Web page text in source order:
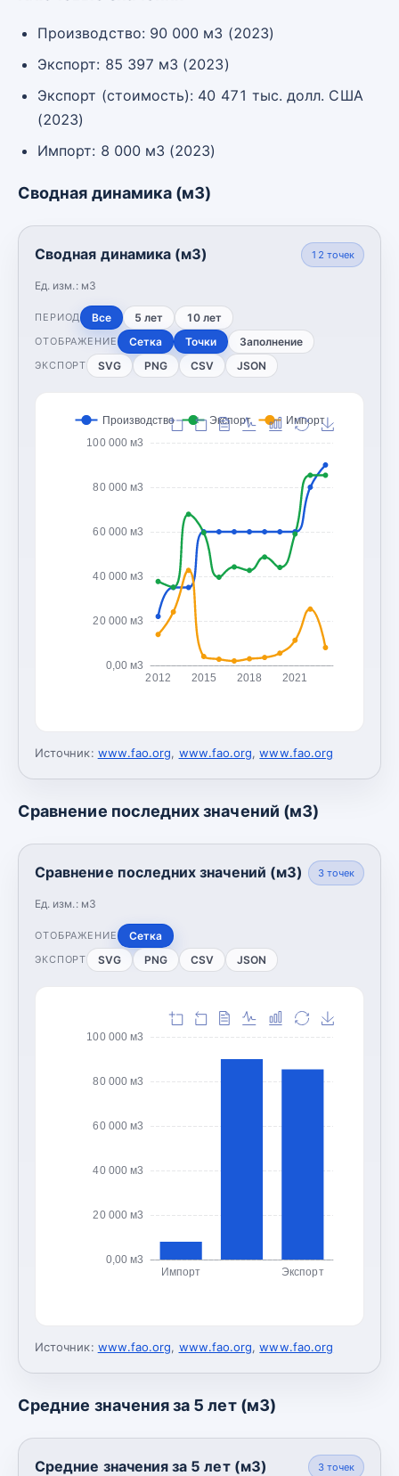
Производство: 90 000 м3 (2023)
Экспорт: 85 397 м3 (2023)
Экспорт (стоимость): 40 471 тыс. долл. США
(2023)
Импорт: 8 000 м3 (2023)
Сводная динамика (м3)
Сводная динамика (м3)
Ед. изм.: м3
12 точек
ПЕРИОД Все 5 лет 10 лет
ОТОБРАЖЕНИЕ Сетка Точки Заполнение
ЭКСПОРТ SVG PNG CSV JSON
0,00 м3
20 000 м3
40 000 м3
60 000 м3
80 000 м3
100 000 м3
2012 2015 2018 2021
Производство Экспорт Импорт
Источник: www.fao.org, www.fao.org,www.fao.org
Сравнение последних значений (м3)
Сравнение последних значений (м3)
Ед. изм.: м3
3точек
ОТОБРАЖЕНИЕ Сетка
ЭКСПОРТ SVG PNG CSV JSON
0,00 м3
20 000 м3
40 000 м3
60 000 м3
80 000 м3
100 000 м3
Импорт Экспорт
Источник: www.fao.org, www.fao.org,www.fao.org
Средние значения за 5 лет (м3)
Средние значения за 5 лет (м3) 3точек